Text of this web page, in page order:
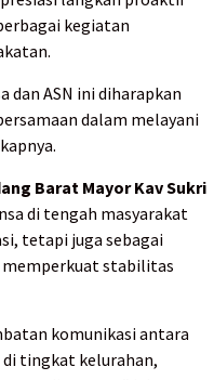
kegiatan
dan ASN ini diharapkan
dalam melayani
Barat Mayor Kav Sukri
di tengah masyarakat
tetapi juga sebagai
stabilitas
komunikasi antara
tingkat kelurahan,